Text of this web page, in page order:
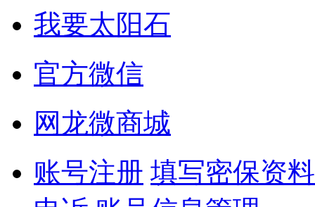
我要太阳石
官方微信
网龙微商城
账号注册 填写密保资料